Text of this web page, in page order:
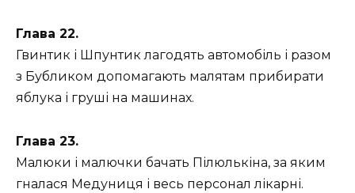
Глава 22.
Гвинтик і Шпунтик лагодять автомобіль і разом
з Бубликом допомагають малятам прибирати
яблука і груші на машинах.
Глава 23.
Малюки і малючки бачать Пілюлькіна, за яким
гналася Медуниця і весь персонал лікарні.